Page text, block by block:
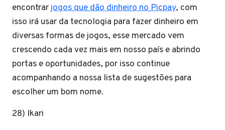
encontrarjogos que dão dinheiro no Picpay, com
isso irá usar da tecnologia para fazer dinheiro em
diversas formas de jogos, esse mercado vem
crescendo cada vez mais em nosso país e abrindo
portas e oportunidades, por isso continue
acompanhando a nossa lista de sugestões para
escolher um bom nome.
28) Ikari